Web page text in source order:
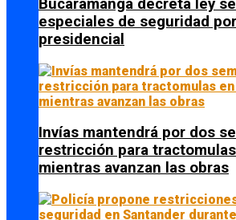
Bucaramanga decreta ley
especiales de seguridad
presidencial
Invías mantendrá por dos
restricción para
mientras avanzan las obras